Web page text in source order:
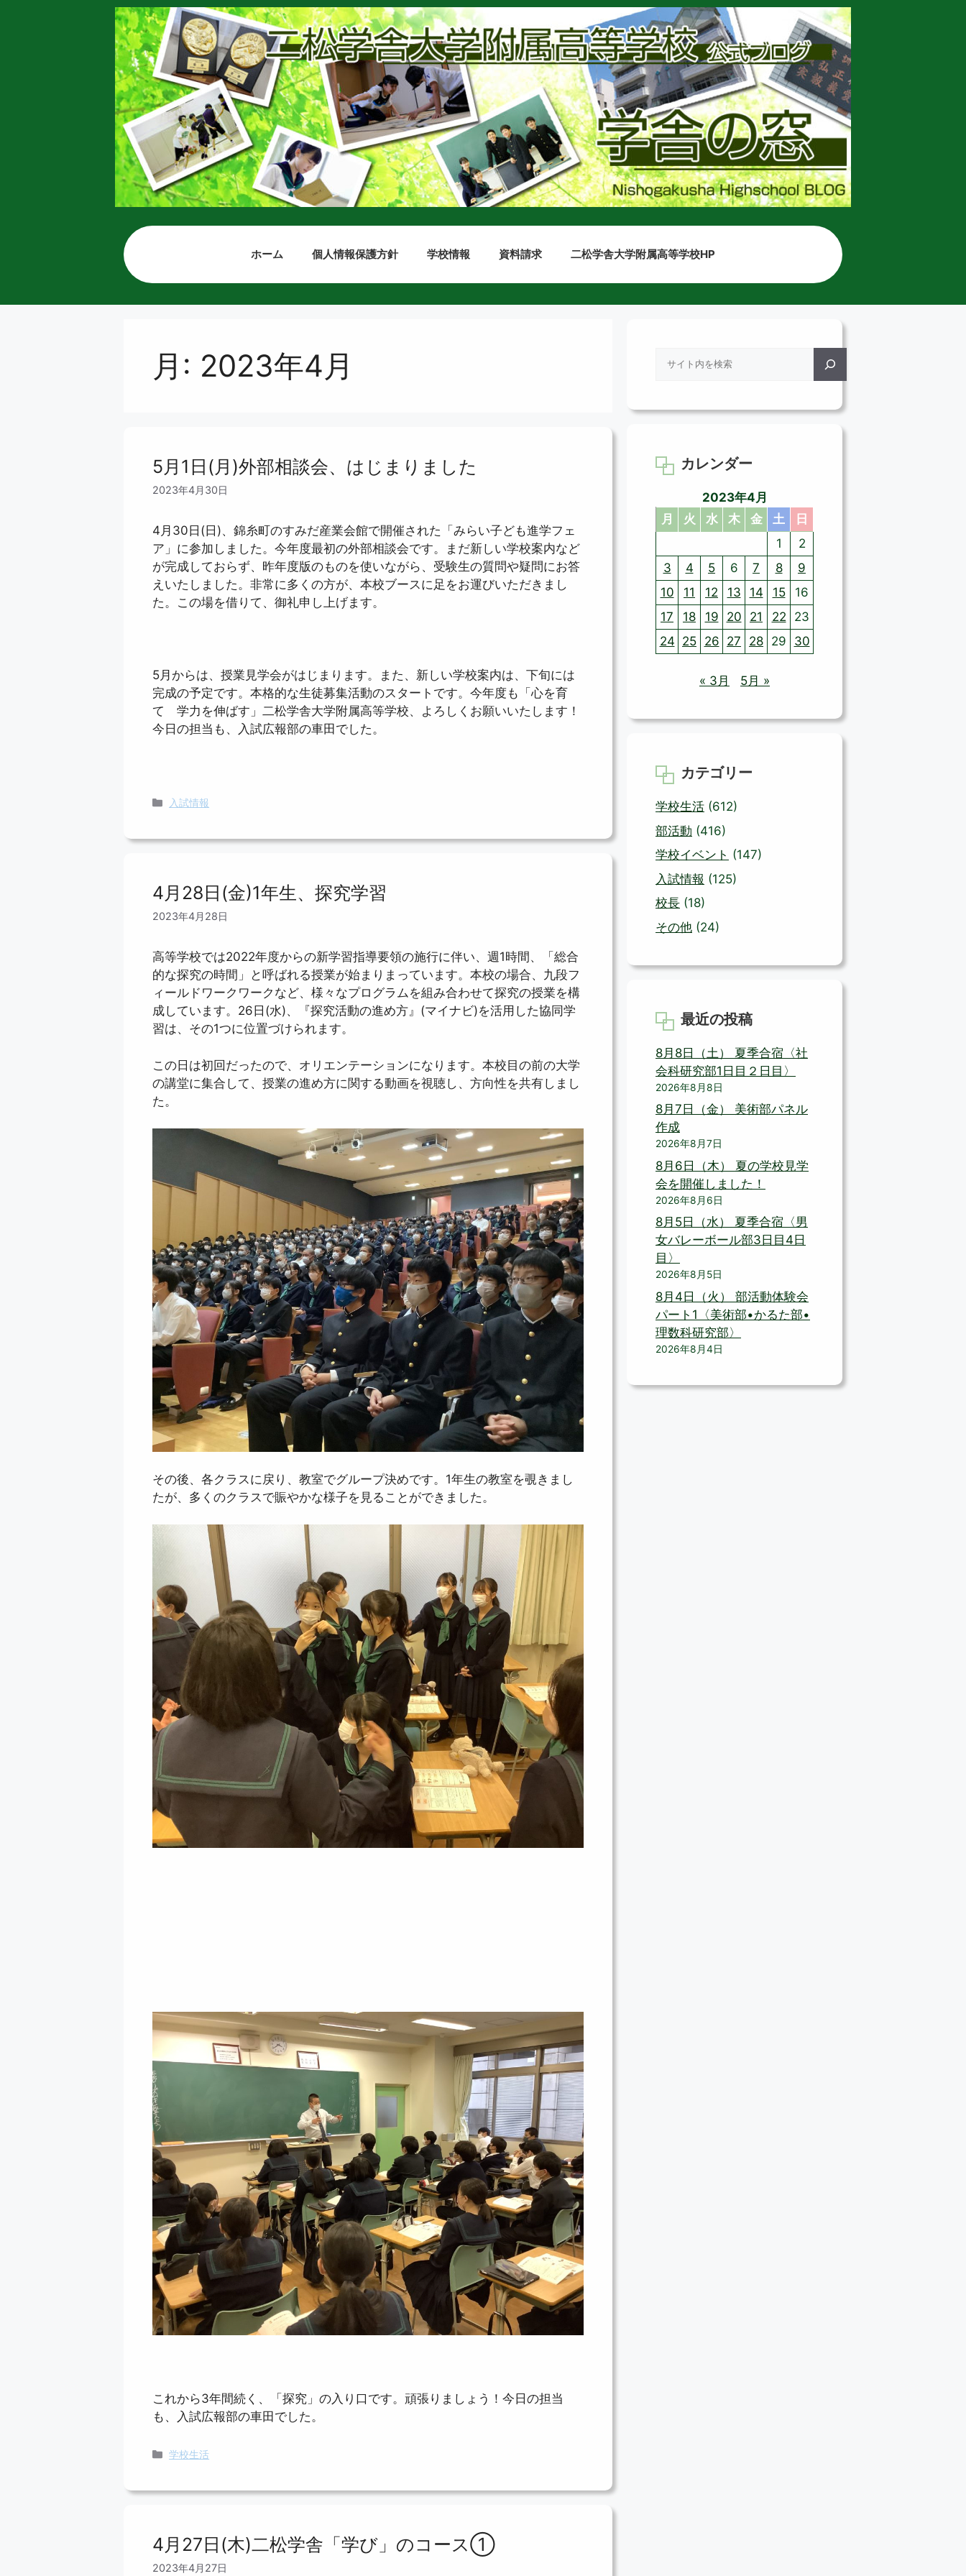
ホーム 個人情報保護方針 学校情報 資料請求 二松学舎大学附属高等学校HP
月: 2023年4月
5月1日(月)外部相談会、はじまりました
2023年4月30日
4月30日(日)、錦糸町のすみだ産業会館で開催された「みらい子ども進学フェ
ア」に参加しました。今年度最初の外部相談会です。まだ新しい学校案内など
が完成しておらず、昨年度版のものを使いながら、受験生の質問や疑問にお答
えいたしました。非常に多くの方が、本校ブースに足をお運びいただきまし
た。この場を借りて、御礼申し上げます。
5月からは、授業見学会がはじまります。また、新しい学校案内は、下旬には
完成の予定です。本格的な生徒募集活動のスタートです。今年度も「心を育
て 学力を伸ばす」二松学舎大学附属高等学校、よろしくお願いいたします！
今日の担当も、入試広報部の車田でした。
カ
リ
入試情報
4月28日(金)1年生、探究学習
2023年4月28日
高等学校では2022年度からの新学習指導要領の施行に伴い、週1時間、「総合
的な探究の時間」と呼ばれる授業が始まりまっています。本校の場合、九段フ
ィールドワークワークなど、様々なプログラムを組み合わせて探究の授業を構
成しています。26日(水)、『探究活動の進め方』(マイナビ)を活用した協同学
習は、その1つに位置づけられます。
この日は初回だったので、オリエンテーションになります。本校目の前の大学
の講堂に集合して、授業の進め方に関する動画を視聴し、方向性を共有しまし
た。
その後、各クラスに戻り、教室でグループ決めです。1年生の教室を覗きまし
たが、多くのクラスで賑やかな様子を見ることができました。
これから3年間続く、「探究」の入り口です。頑張りましょう！今日の担当
も、入試広報部の車田でした。
カ
リ
学校生活
4月27日(木)二松学舎「学び」のコース①
2023年4月27日
カレンダー
2023年4月
月
火 水 木 金 土
日
1
2
3
4 5 6 7 8
9
10
11 12 13 14 15
16
17
18 19 20 21 22
23
24 25 26 27 28 29 30
« 3月 5月 »
カテゴリー
学校生活 (612)
部活動 (416)
学校イベント (147)
入試情報 (125)
校長 (18)
その他 (24)
最近の投稿
8月8日（土） 夏季合宿〈社
会科研究部1日目２日目〉
2026年8月8日
8月7日（金） 美術部パネル
作成
2026年8月7日
8月6日（木） 夏の学校見学
会を開催しました！
2026年8月6日
8月5日（水） 夏季合宿〈男
女バレーボール部3日目4日
目〉
2026年8月5日
8月4日（火） 部活動体験会
パート1〈美術部•かるた部•
理数科研究部〉
2026年8月4日